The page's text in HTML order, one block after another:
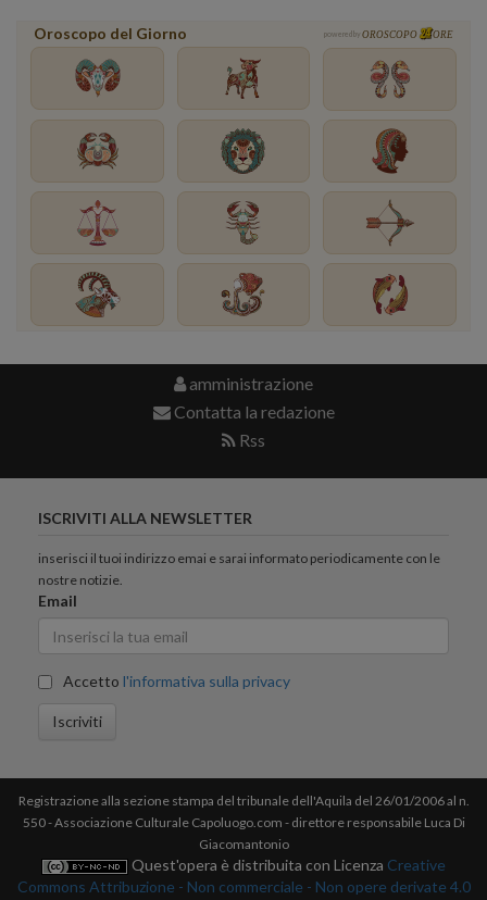
Oroscopo del Giorno powered by OROSCOPO ORE
amministrazione
Contatta la redazione
Rss
ISCRIVITI ALLA NEWSLETTER
inserisci il tuoi indirizzo emai e sarai informato periodicamente con le
nostre notizie.
Email
Accetto l'informativa sulla privacy
Iscriviti
Registrazione alla sezione stampa del tribunale dell'Aquila del 26/01/2006 al n.
550 - Associazione Culturale Capoluogo.com - direttore responsabile Luca Di
Giacomantonio
Quest'opera è distribuita con Licenza Creative
Commons Attribuzione - Non commerciale - Non opere derivate 4.0